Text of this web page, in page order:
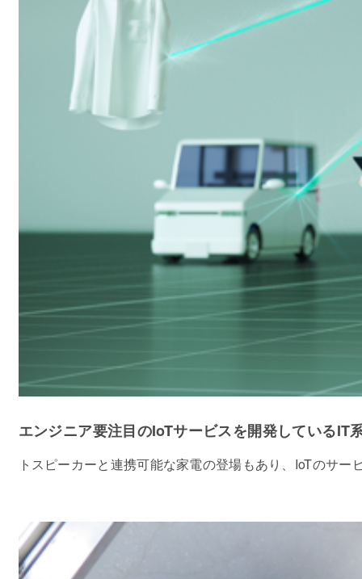
エンジニア要注目のIoTサービスを開発しているIT
トスピーカーと連携可能な家電の登場もあり、IoTのサ